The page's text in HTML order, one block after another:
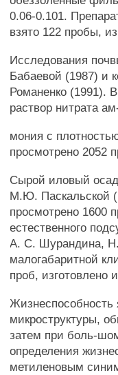
0.06-0.101.
взято 122 пробы,
Исследования
Бабаевой (1987) и
Романенко (1991).
раствор нитрата
мония с
просмотрено 2052
Сырой иловый
М.Ю. Паскальской
просмотрено 1600
естественного
А. С. Шурандина,
малогабаритной
проб, изготовлено
Жизнеспособность
микроструктуры,
затем при боль-
определения
метиленовым